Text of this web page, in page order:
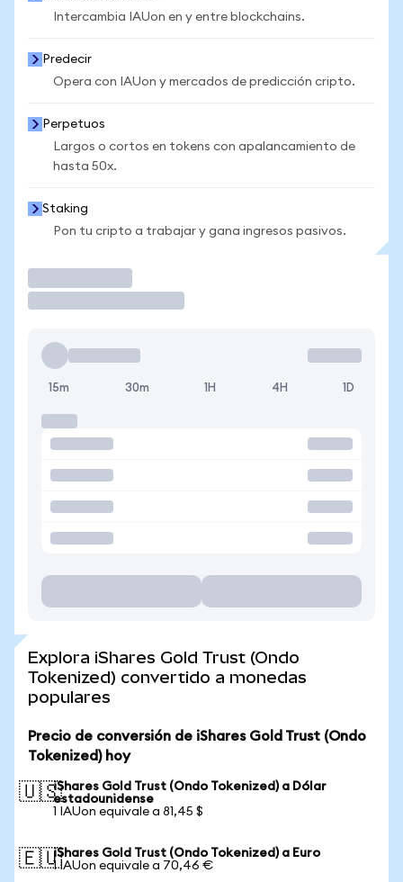
Intercambia IAUon en y entre blockchains.
Predecir
Opera con IAUon y mercados de predicción cripto.
Perpetuos
Largos o cortos en tokens con apalancamiento de
hasta 50x.
Staking
Pon tu cripto a trabajar y gana ingresos pasivos.
15m 30m 1H 4H 1D
Explora iShares Gold Trust (Ondo
Tokenized) convertido a monedas
populares
Precio de conversión de iShares Gold Trust (Ondo
Tokenized) hoy
🇺🇸iShares Gold Trust (Ondo Tokenized) a Dólar
estadounidense
1 IAUon equivale a 81,45 $
🇪🇺iShares Gold Trust (Ondo Tokenized) a Euro
1 IAUon equivale a 70,46 €